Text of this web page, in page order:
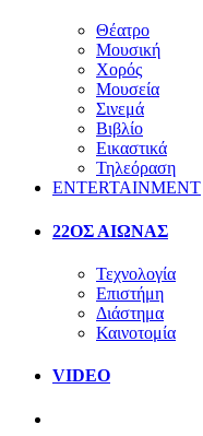
Θέατρο
Μουσική
Χορός
Μουσεία
Σινεμά
Βιβλίο
Εικαστικά
Τηλεόραση
ENTERTAINMENT
22ΟΣ ΑΙΩΝΑΣ
Τεχνολογία
Επιστήμη
Διάστημα
Καινοτομία
VIDEO